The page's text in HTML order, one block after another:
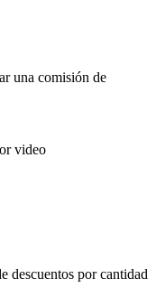
una comisión de
video
descuentos por cantidad